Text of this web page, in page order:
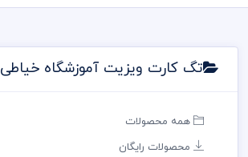
تگ کارت ویزیت آموزشگاه خیاطی
همه محصولات
محصولات رایگان